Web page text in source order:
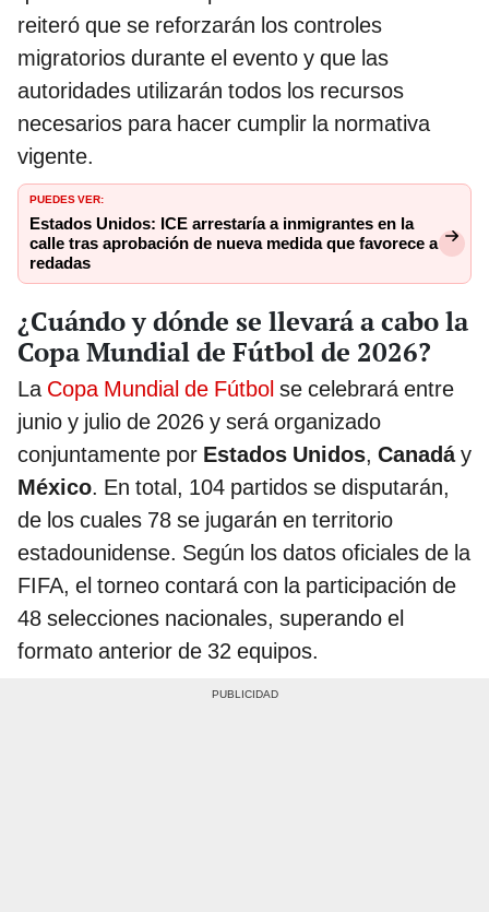
reiteró que se reforzarán los controles
migratorios durante el evento y que las
autoridades utilizarán todos los recursos
necesarios para hacer cumplir la normativa
vigente.
PUEDES VER:
Estados Unidos: ICE arrestaría a inmigrantes en la
calle tras aprobación de nueva medida que favorece a
redadas
¿Cuándo y dónde se llevará a cabo la
Copa Mundial de Fútbol de 2026?
La Copa Mundial de Fútbol se celebrará entre
junio y julio de 2026 y será organizado
conjuntamente por Estados Unidos, Canadáy
México. En total, 104 partidos se disputarán,
de los cuales 78 se jugarán en territorio
estadounidense. Según los datos oficiales de la
FIFA, el torneo contará con la participación de
48 selecciones nacionales, superando el
formato anterior de 32 equipos.